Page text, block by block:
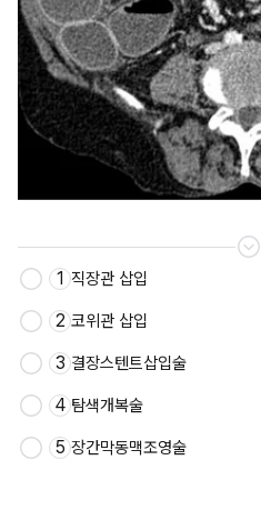
1 직장관 삽입
2 코위관 삽입
3 결장스텐트삽입술
4 탐색개복술
5 장간막동맥조영술